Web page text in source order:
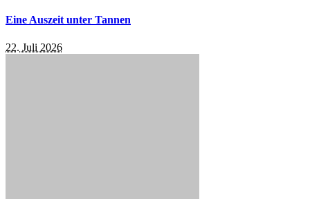
Eine Auszeit unter Tannen
22. Juli 2026